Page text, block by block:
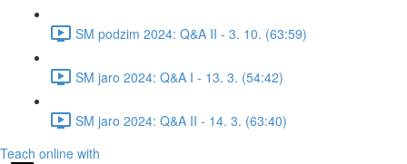
SM podzim 2024: Q&A II - 3. 10. (63:59)
SM jaro 2024: Q&A I - 13. 3. (54:42)
SM jaro 2024: Q&A II - 14. 3. (63:40)
Teach online with